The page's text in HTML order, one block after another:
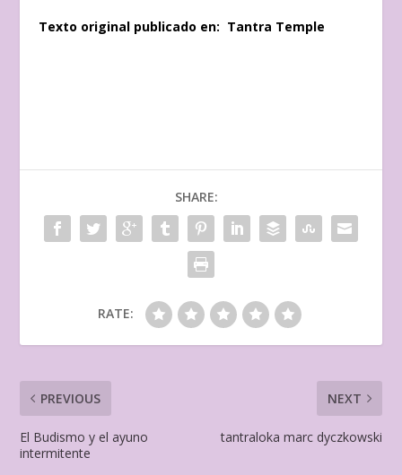
Texto original publicado en: Tantra Temple
SHARE:
RATE:
PREVIOUS
El Budismo y el ayuno
intermitente
NEXT
tantraloka marc dyczkowski